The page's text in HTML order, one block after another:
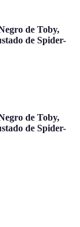
de Toby,
de Spider-
de Toby,
de Spider-